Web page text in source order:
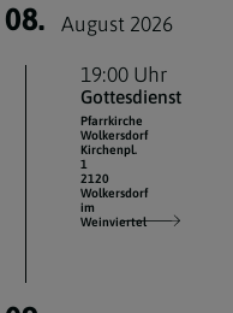
08. August 2026
19:00 Uhr
Gottesdienst
Pfarrkirche
Wolkersdorf
Kirchenpl.
1
2120
Wolkersdorf
im
Weinviertel